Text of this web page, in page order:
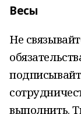
Весы
Не
выполнить.